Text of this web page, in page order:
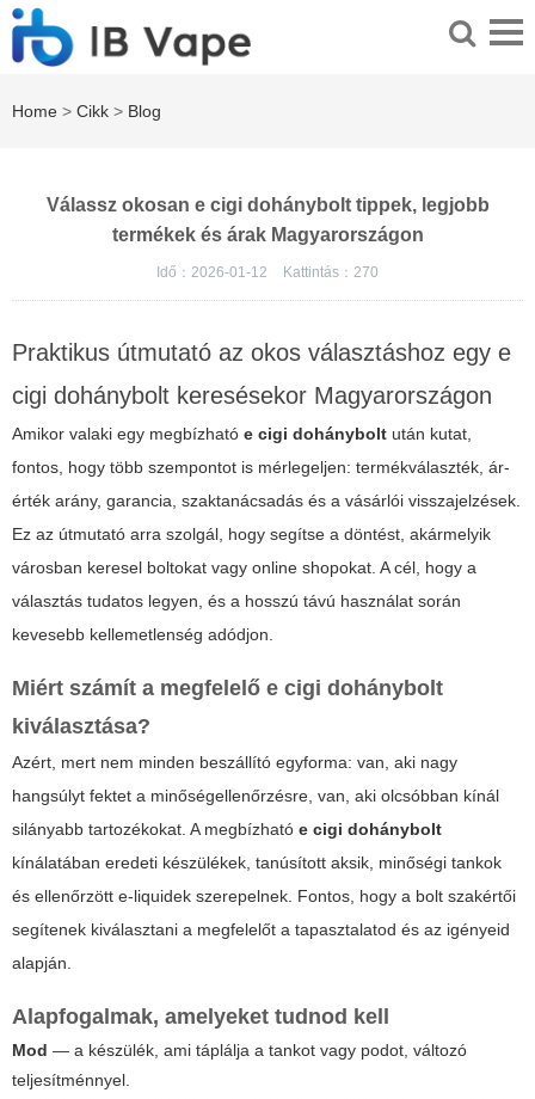
Home > Cikk > Blog
Válassz okosan e cigi dohánybolt tippek, legjobb
termékek és árak Magyarországon
Idő：2026-01-12 Kattintás： 270
Praktikus útmutató az okos választáshoz egy e
cigi dohánybolt keresésekor Magyarországon
Amikor valaki egy megbízható e cigi dohánybolt után kutat,
fontos, hogy több szempontot is mérlegeljen: termékválaszték, ár-
érték arány, garancia, szaktanácsadás és a vásárlói visszajelzések.
Ez az útmutató arra szolgál, hogy segítse a döntést, akármelyik
városban keresel boltokat vagy online shopokat. A cél, hogy a
választás tudatos legyen, és a hosszú távú használat során
kevesebb kellemetlenség adódjon.
Miért számít a megfelelő e cigi dohánybolt
kiválasztása?
Azért, mert nem minden beszállító egyforma: van, aki nagy
hangsúlyt fektet a minőségellenőrzésre, van, aki olcsóbban kínál
silányabb tartozékokat. A megbízható e cigi dohánybolt
kínálatában eredeti készülékek, tanúsított aksik, minőségi tankok
és ellenőrzött e-liquidek szerepelnek. Fontos, hogy a bolt szakértői
segítenek kiválasztani a megfelelőt a tapasztalatod és az igényeid
alapján.
Alapfogalmak, amelyeket tudnod kell
Mod — a készülék, ami táplálja a tankot vagy podot, változó
teljesítménnyel.